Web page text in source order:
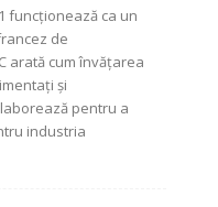
funcționează ca un
de
arată cum învățarea
și
pentru a
industria